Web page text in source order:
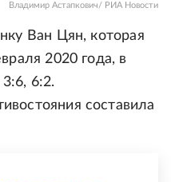
Владимир Астапкович/ РИА Новости
Ван Цян, которая
2020 года, в
6:2.
составила